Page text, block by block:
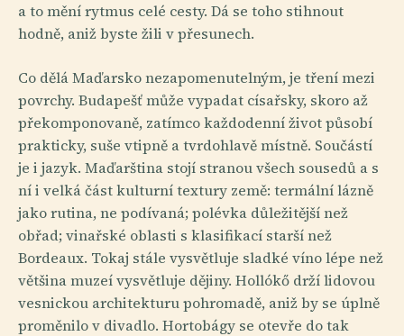
a to mění rytmus celé cesty. Dá se toho stihnout
hodně, aniž byste žili v přesunech.
Co dělá Maďarsko nezapomenutelným, je tření mezi
povrchy. Budapešť může vypadat císařsky, skoro až
překomponovaně, zatímco každodenní život působí
prakticky, suše vtipně a tvrdohlavě místně. Součástí
je i jazyk. Maďarština stojí stranou všech sousedů a s
ní i velká část kulturní textury země: termální lázně
jako rutina, ne podívaná; polévka důležitější než
obřad; vinařské oblasti s klasifikací starší než
Bordeaux. Tokaj stále vysvětluje sladké víno lépe než
většina muzeí vysvětluje dějiny. Hollókő drží lidovou
vesnickou architekturu pohromadě, aniž by se úplně
proměnilo v divadlo. Hortobágy se otevře do tak